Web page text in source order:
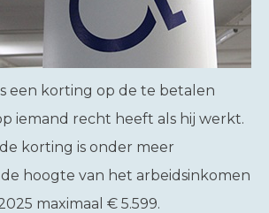
een korting op de te betalen
iemand recht heeft als hij werkt.
korting is onder meer
hoogte van het arbeidsinkomen
maximaal € 5.599.